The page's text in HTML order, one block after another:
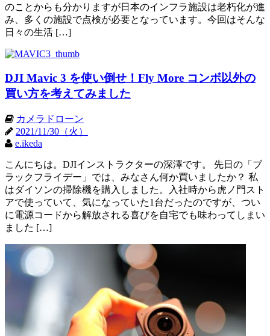
のことからも分かりますが日本のインフラ施設は老朽化が進
み、多くの施設で点検が必要となっています。今回はそんな
日々の生活 […]
DJI Mavic 3 を使い倒せ！Fly More コンボ以外の
買い方を考えてみました
カメラドローン
2021/11/30（火）
e.ikeda
こんにちは。DJIインストラクターの深澤です。 先日の「ブ
ラックフライデー」では、みなさん何か買いましたか？ 私
はダイソンの掃除機を購入しました。入社時から虎ノ門スト
アで使っていて、気になっていた1台だったのですが、つい
に電源コードから解放される喜びを自宅でも味わってしまい
ました […]